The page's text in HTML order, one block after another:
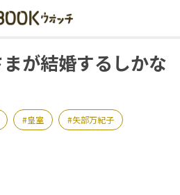
まが結婚するしかな
皇室 矢部万紀子